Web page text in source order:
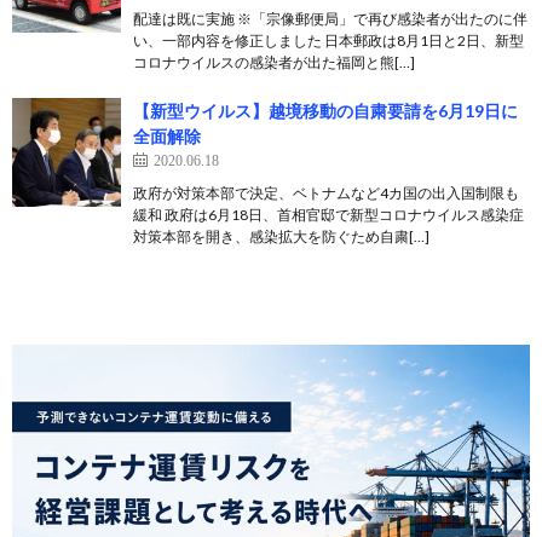
配達は既に実施 ※「宗像郵便局」で再び感染者が出たのに伴
い、一部内容を修正しました 日本郵政は8月1日と2日、新型
コロナウイルスの感染者が出た福岡と熊[…]
【新型ウイルス】越境移動の自粛要請を6月19日に
全面解除
2020.06.18
政府が対策本部で決定、ベトナムなど4カ国の出入国制限も
緩和 政府は6月18日、首相官邸で新型コロナウイルス感染症
対策本部を開き、感染拡大を防ぐため自粛[…]